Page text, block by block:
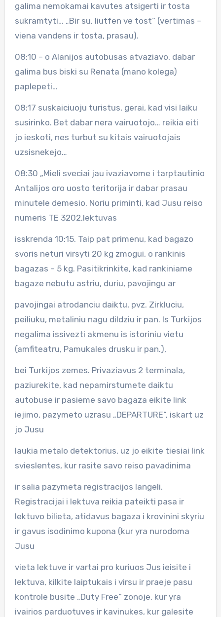
galima nemokamai kavutes atsigerti ir tosta
sukramtyti… „Bir su, liutfen ve tost“ (vertimas –
viena vandens ir tosta, prasau).
08:10 – o Alanijos autobusas atvaziavo, dabar
galima bus biski su Renata (mano kolega)
paplepeti…
08:17 suskaiciuoju turistus, gerai, kad visi laiku
susirinko. Bet dabar nera vairuotojo… reikia eiti
jo ieskoti, nes turbut su kitais vairuotojais
uzsisnekejo…
08:30 „Mieli sveciai jau ivaziavome i tarptautinio
Antalijos oro uosto teritorija ir dabar prasau
minutele demesio. Noriu priminti, kad Jusu reiso
numeris TE 3202,lektuvas
isskrenda 10:15. Taip pat primenu, kad bagazo
svoris neturi virsyti 20 kg zmogui, o rankinis
bagazas – 5 kg. Pasitikrinkite, kad rankiniame
bagaze nebutu astriu, duriu, pavojingu ar
pavojingai atrodanciu daiktu, pvz. Zirkluciu,
peiliuku, metaliniu nagu dildziu ir pan. Is Turkijos
negalima issivezti akmenu is istoriniu vietu
(amfiteatru, Pamukales drusku ir pan.),
bei Turkijos zemes. Privaziavus 2 terminala,
paziurekite, kad nepamirstumete daiktu
autobuse ir pasieme savo bagaza eikite link
iejimo, pazymeto uzrasu „DEPARTURE“, iskart uz
jo Jusu
laukia metalo detektorius, uz jo eikite tiesiai link
svieslentes, kur rasite savo reiso pavadinima
ir salia pazymeta registracijos langeli.
Registracijai i lektuva reikia pateikti pasa ir
lektuvo bilieta, atidavus bagaza i krovinini skyriu
ir gavus isodinimo kupona (kur yra nurodoma
Jusu
vieta lektuve ir vartai pro kuriuos Jus ieisite i
lektuva, kilkite laiptukais i virsu ir praeje pasu
kontrole busite „Duty Free“ zonoje, kur yra
ivairios parduotuves ir kavinukes, kur galesite